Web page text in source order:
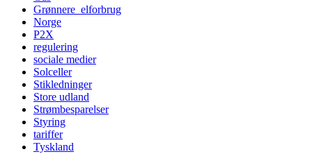
Grønnere_elforbrug
Norge
P2X
regulering
sociale medier
Solceller
Stikledninger
Store udland
Strømbesparelser
Styring
tariffer
Tyskland